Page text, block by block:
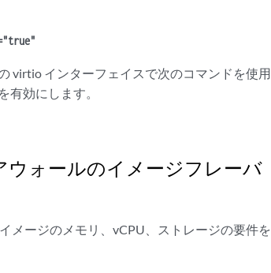
virtio インターフェイスで次のコマンドを使用
有効にします。
ウォールのイメージフレーバ
メージのメモリ、vCPU、ストレージの要件を